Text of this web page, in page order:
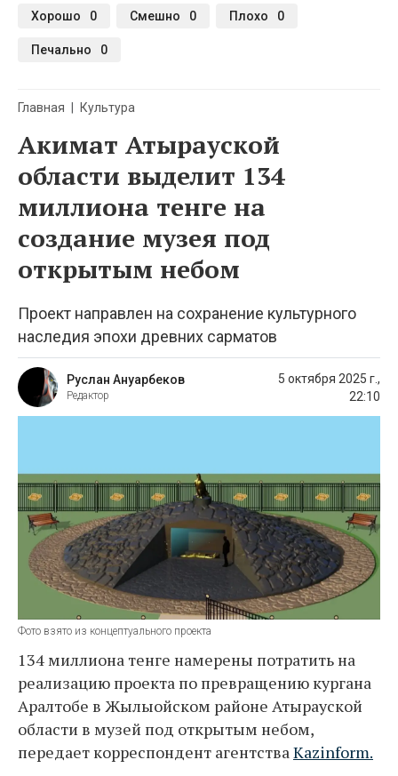
Хорошо 0 Смешно 0 Плохо 0
Печально 0
Главная Культура
Акимат Атырауской
области выделит 134
миллиона тенге на
создание музея под
открытым небом
Проект направлен на сохранение культурного
наследия эпохи древних сарматов
Руслан Ануарбеков
Редактор
5 октября 2025 г.,
22:10
Фото взято из концептуального проекта
134 миллиона тенге намерены потратить на
реализацию проекта по превращению кургана
Аралтобе в Жылыойском районе Атырауской
области в музей под открытым небом,
передает корреспондент агентстваKazinform.